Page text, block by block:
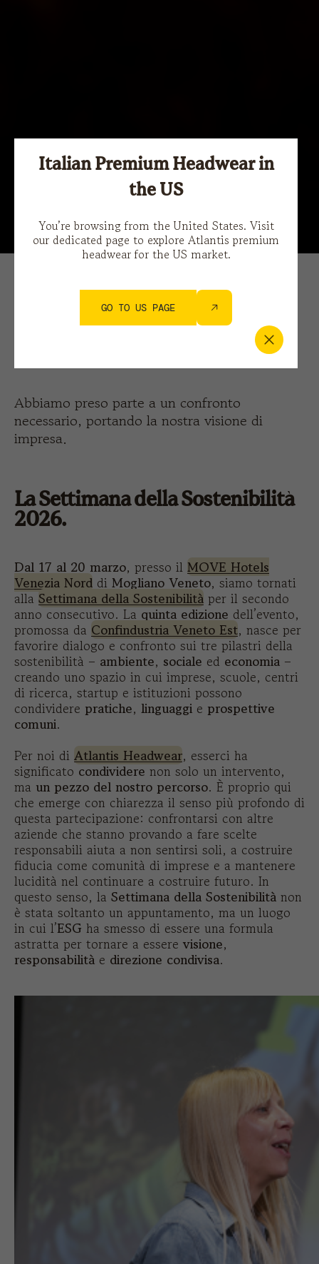
LUNEDÌ 30.03.2026 SUSTAINABILITY
La Settimana della Sostenibilità
Abbiamo preso parte a un confronto
necessario, portando la nostra visione di
impresa.
La Settimana della Sostenibilità
2026.
Dal 17 al 20 marzo, presso il MOVE Hotels
Venezia Nord di Mogliano Veneto, siamo tornati
alla Settimana della Sostenibilità per il secondo
anno consecutivo. La quinta edizione dell’evento,
promossa da Confindustria Veneto Est, nasce per
favorire dialogo e confronto sui tre pilastri della
sostenibilità – ambiente, sociale ed economia –
creando uno spazio in cui imprese, scuole, centri
di ricerca, startup e istituzioni possono
condividere pratiche, linguaggi e prospettive
comuni.
Per noi di Atlantis Headwear, esserci ha
significato condividere non solo un intervento,
ma un pezzo del nostro percorso. È proprio qui
che emerge con chiarezza il senso più profondo di
questa partecipazione: confrontarsi con altre
aziende che stanno provando a fare scelte
responsabili aiuta a non sentirsi soli, a costruire
fiducia come comunità di imprese e a mantenere
lucidità nel continuare a costruire futuro. In
questo senso, la Settimana della Sostenibilità non
è stata soltanto un appuntamento, ma un luogo
in cui l’ESG ha smesso di essere una formula
astratta per tornare a essere visione,
responsabilità e direzione condivisa.
Italian Premium Headwear in
the US
You’re browsing from the United States. Visit
our dedicated page to explore Atlantis premium
headwear for the US market.
GO TO US PAGE